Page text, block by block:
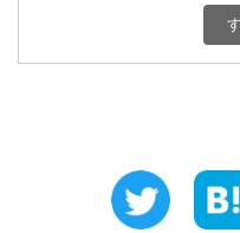
600円
600円